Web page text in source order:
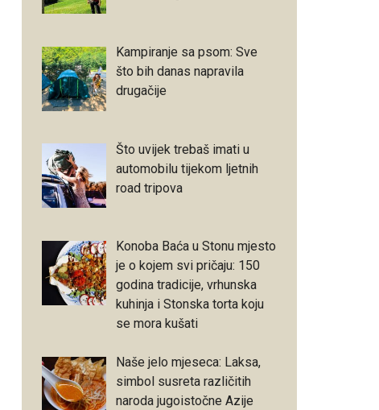
Kampiranje sa psom: Sve
što bih danas napravila
drugačije
Što uvijek trebaš imati u
automobilu tijekom ljetnih
road tripova
Konoba Baća u Stonu mjesto
je o kojem svi pričaju: 150
godina tradicije, vrhunska
kuhinja i Stonska torta koju
se mora kušati
Naše jelo mjeseca: Laksa,
simbol susreta različitih
naroda jugoistočne Azije